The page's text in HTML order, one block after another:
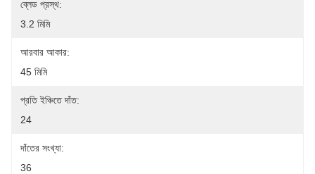
ব্লেড প্রস্থ:
3.2 মিমি
আরবার আকার:
45 মিমি
প্রতি ইঞ্চিতে দাঁত:
24
দাঁতের সংখ্যা:
36